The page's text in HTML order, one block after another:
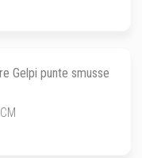
Gelpi punte smusse